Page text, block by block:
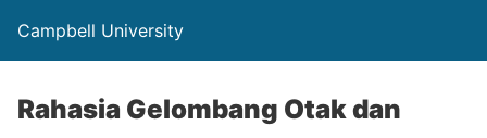
Campbell University
Rahasia Gelombang Otak dan